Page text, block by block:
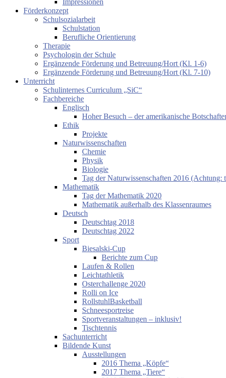
Impressionen
Förderkonzept
Schulsozialarbeit
Schulstation
Berufliche Orientierung
Therapie
Psychologin der Schule
Ergänzende Förderung und Betreuung/Hort (Kl. 1-6)
Ergänzende Förderung und Betreuung/Hort (Kl. 7-10)
Unterricht
Schulinternes Curriculum „SiC“
Fachbereiche
Englisch
Hoher Besuch – der amerikanische
Ethik
Projekte
Naturwissenschaften
Chemie
Physik
Biologie
Tag der Naturwissenschaften 2016 (Achtung:
Mathematik
Tag der Mathematik 2020
Mathematik außerhalb des Klassenraumes
Deutsch
Deutschtag 2018
Deutschtag 2022
Sport
Biesalski-Cup
Berichte zum Cup
Laufen & Rollen
Leichtathletik
Osterchallenge 2020
Rolli on Ice
RollstuhlBasketball
Schneesportreise
Sportveranstaltungen – inklusiv!
Tischtennis
Sachunterricht
Bildende Kunst
Ausstellungen
2016 Thema „Köpfe“
2017 Thema „Tiere“